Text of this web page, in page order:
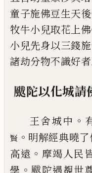
童子施佛豆生天
牧牛小兒取花上
小兒先身以三錢
諸劫分物不識好
颰陀以化城請
王舍城中 。
賢 。 明解經典曉了
高遠 。 摩竭人民
學 。颰陀遇覩世